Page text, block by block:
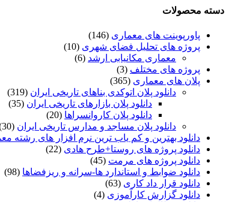
دسته محصولات
پاورپوینت های معماری (146)
پروژه های تحلیل فضای شهری (10)
معماری مکانیابی ارشد (6)
پروژه های مختلف (3)
پلان های معماری (365)
دانلود پلان اتوکدی بناهای تاریخی ایران (319)
دانلود پلان بازارهای تاریخی ایران (35)
دانلود پلان کاروانسراها (20)
دانلود پلان مساجد و مدارس تاریخی ایران (30)
دانلود بهترین و کم یاب ترین نرم افزار های رشته
دانلود پروژه های روستا+طرح هادی (22)
دانلود پروژه های مرمت (45)
دانلود ضوابط و استاندارد ها-سرانه و ریزفضاها (98)
دانلود قرار داد کاری (63)
دانلود گزارش کارآموزی (4)